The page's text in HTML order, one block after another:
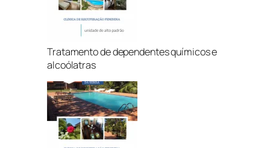
Tratamento de dependentes químicos e
alcoólatras